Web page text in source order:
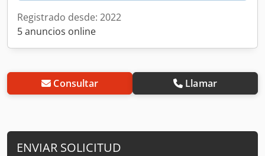
Registrado desde: 2022
5 anuncios online
Consultar Llamar
ENVIAR SOLICITUD